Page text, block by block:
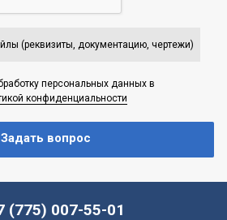
(реквизиты, документацию, чертежи)
персональных данных в
конфиденциальности
(775) 007-55-01